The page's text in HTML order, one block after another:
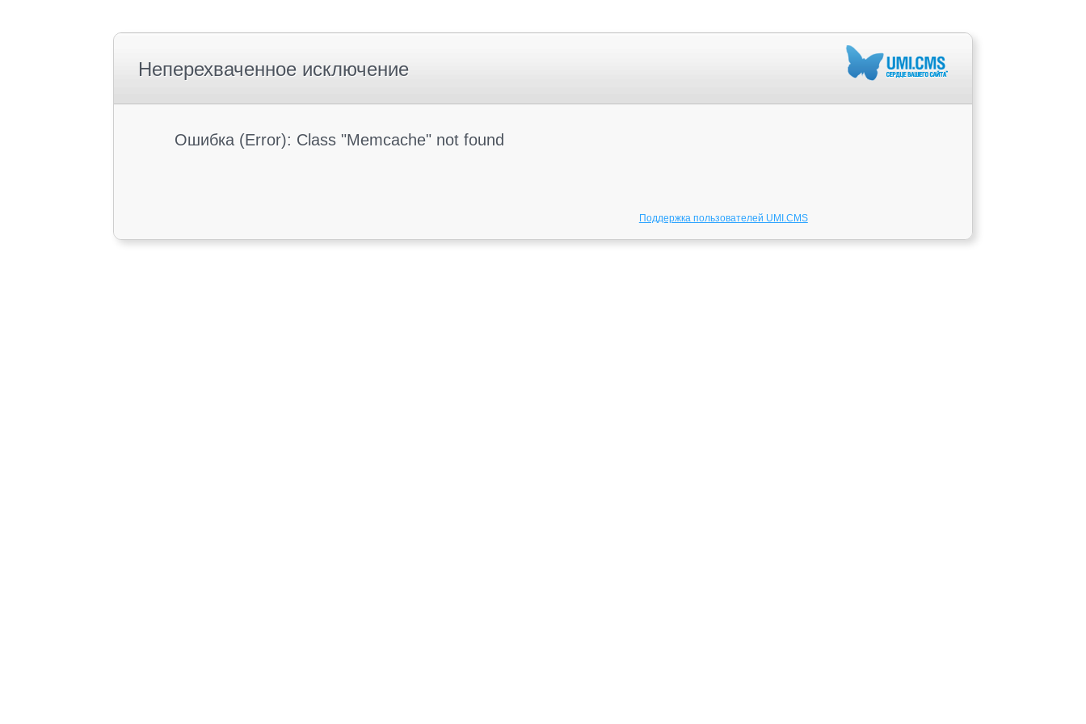
Неперехваченное исключение
Ошибка (Error): Class "Memcache" not found
Поддержка пользователей UMI.CMS